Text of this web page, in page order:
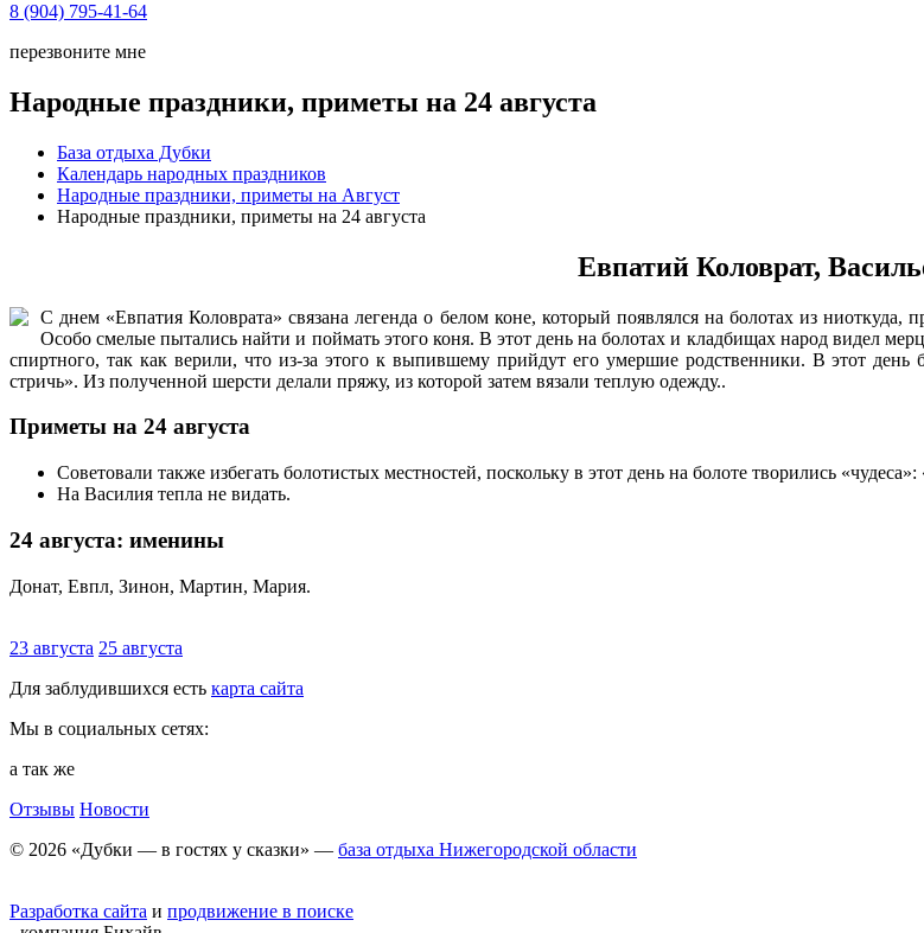
8 (904) 795-41-64
перезвоните мне
Народные праздники, приметы на 24 августа
База отдыха Дубки
Календарь народных праздников
Народные праздники, приметы на Август
Народные праздники, приметы на 24 августа
Евпатий Коловрат,
С днем «Евпатия Коловрата» связана легенда о белом коне, который появлялся на болотах из
Особо смелые пытались найти и поймать этого коня. В этот день на болотах и кладбищах народ видел
спиртного, так как верили, что из-за этого к выпившему прийдут его умершие родственники. В этот
стричь». Из полученной шерсти делали пряжу, из которой затем вязали теплую одежду..
Приметы на 24 августа
Советовали также избегать болотистых местностей, поскольку в этот день на болоте творились
На Василия тепла не видать.
24 августа: именины
Донат, Евпл, Зинон, Мартин, Мария.
23 августа 25 августа
Для заблудившихся есть карта сайта
Мы в социальных сетях:
а так же
Отзывы Новости
© 2026 «Дубки — в гостях у сказки» — база отдыха Нижегородской области
Разработка сайта и продвижение в поиске